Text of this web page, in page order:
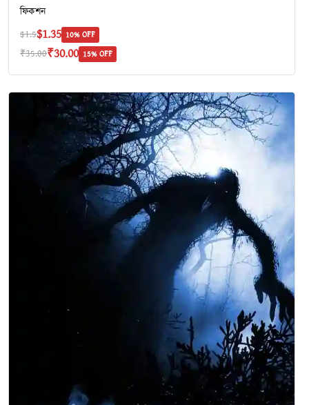
ফিকশন
$1.5$1.35 10% OFF
₹35.00₹30.00 15% OFF